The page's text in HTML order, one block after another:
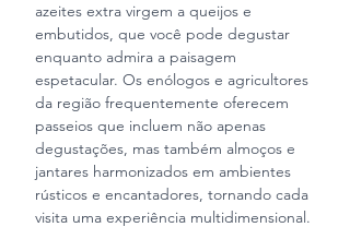
azeites extra virgem a queijos e
embutidos, que você pode degustar
enquanto admira a paisagem
espetacular. Os enólogos e agricultores
da região frequentemente oferecem
passeios que incluem não apenas
degustações, mas também almoços e
jantares harmonizados em ambientes
rústicos e encantadores, tornando cada
visita uma experiência multidimensional.